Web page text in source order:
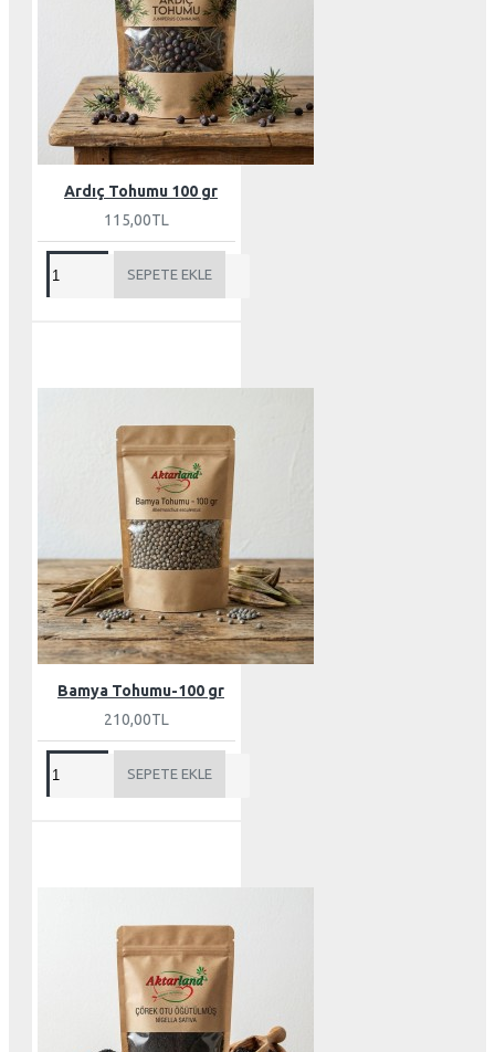
Ardıç Tohumu 100 gr
115,00TL
SEPETE EKLE
Bamya Tohumu-100 gr
210,00TL
SEPETE EKLE